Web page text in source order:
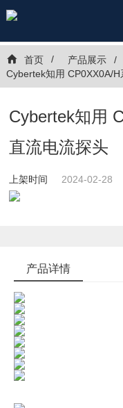
首页 产品展示
Cybertek知用 CP0XX0A/
Cybertek知用
直流电流探头
上架时间 2024-02-28
产品详情